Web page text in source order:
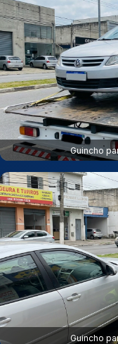
Guincho
Guincho